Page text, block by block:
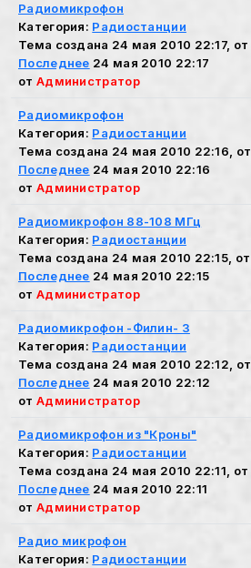
Радиомикрофон
Категория: Радиостанции
Тема создана 24 мая 2010 22:17, от
Последнее 24 мая 2010 22:17
от Администратор
Радиомикрофон
Категория: Радиостанции
Тема создана 24 мая 2010 22:16, от
Последнее 24 мая 2010 22:16
от Администратор
Радиомикрофон 88-108 МГц
Категория: Радиостанции
Тема создана 24 мая 2010 22:15, от
Последнее 24 мая 2010 22:15
от Администратор
Радиомикрофон -Филин- 3
Категория: Радиостанции
Тема создана 24 мая 2010 22:12, от
Последнее 24 мая 2010 22:12
от Администратор
Радиомикрофон из "Кроны"
Категория: Радиостанции
Тема создана 24 мая 2010 22:11, от
Последнее 24 мая 2010 22:11
от Администратор
Радио микрофон
Категория: Радиостанции